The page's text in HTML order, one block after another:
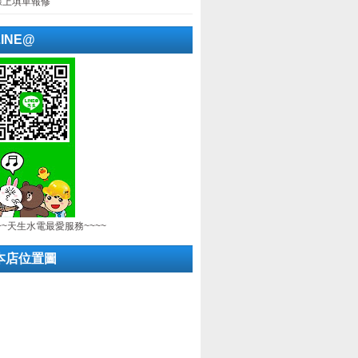
天生水電最愛服務~~~~
店位置圖